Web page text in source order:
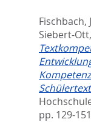
Fischbach,
Siebert-
pp. 129-